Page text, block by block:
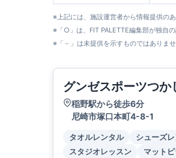
※上記には、施設運営者から情報提供の
※「○」は、FIT PALETTE編集部が独自
※「－」は未提供を示すものではありま
グンゼスポーツつか
稲野駅から徒歩6分
尼崎市塚口本町4-8-1
タオルレンタル シューズ
スタジオレッスン
マット